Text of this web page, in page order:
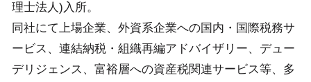
理士法人)入所。
同社にて上場企業、外資系企業への国内・国際税務サ
ービス、連結納税・組織再編アドバイザリー、デュー
デリジェンス、富裕層への資産税関連サービス等、多